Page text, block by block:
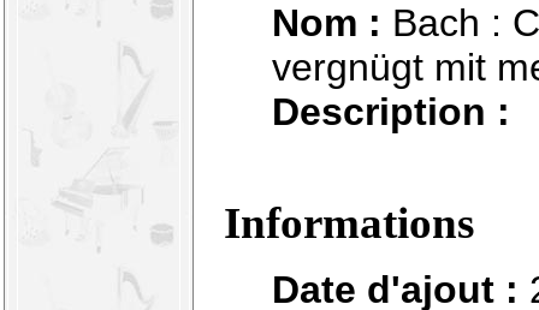
Nom : Bach :
vergnügt mit
Description :
Informations
Date d'ajout :